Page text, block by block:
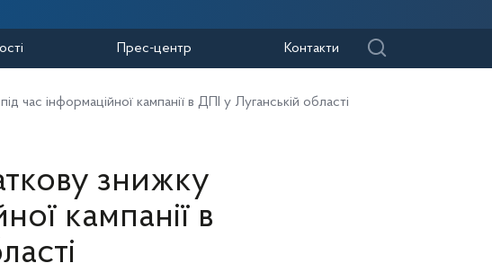
Прес-центр Контакти
час інформаційної кампанії в ДПІ у Луганській області
знижку
кампанії в